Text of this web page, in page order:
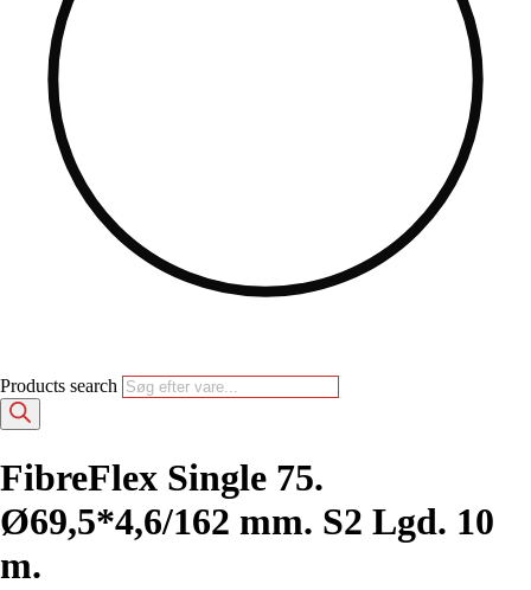
Products search
FibreFlex Single 75.
Ø69,5*4,6/162 mm. S2 Lgd. 10
m.